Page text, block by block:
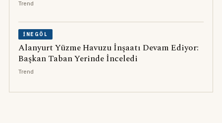
Trend
İNEGÖL
Alanyurt Yüzme Havuzu İnşaatı Devam Ediyor:
Başkan Taban Yerinde İnceledi
Trend